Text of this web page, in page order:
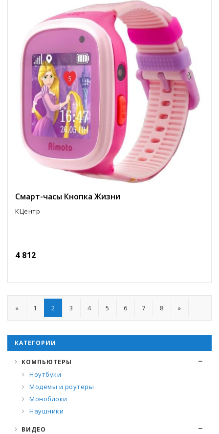
Смарт-часы Кнопка Жизни
КЦентр
4 812
« 1 2 3 4 5 6 7 8 »
КАТЕГОРИИ
КОМПЬЮТЕРЫ
Ноутбуки
Модемы и роутеры
Моноблоки
Наушники
ВИДЕО